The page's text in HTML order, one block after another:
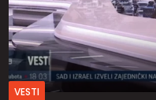
VESTI